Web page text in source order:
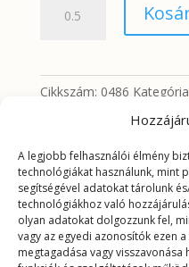
A legjobb felhasználói élmény
technológiákat használunk, mint
segítségével adatokat tárolunk
technológiákhoz való
olyan adatokat dolgozzunk fel,
vagy az egyedi azonosítók ezen
megtagadása vagy
sárga-
feketével
Cikkszám: 0486
További
További